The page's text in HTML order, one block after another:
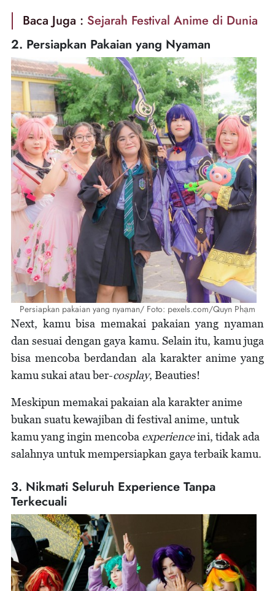
Baca Juga : Sejarah Festival Anime di Dunia
2. Persiapkan Pakaian yang Nyaman
Persiapkan pakaian yang nyaman/ Foto: pexels.com/Quyn Phạm
Next, kamu bisa memakai pakaian yang nyaman
dan sesuai dengan gaya kamu. Selain itu, kamu juga
bisa mencoba berdandan ala karakter anime yang
kamu sukai atau ber-cosplay, Beauties!
Meskipun memakai pakaian ala karakter anime
bukan suatu kewajiban di festival anime, untuk
kamu yang ingin mencoba experienceini, tidak ada
salahnya untuk mempersiapkan gaya terbaik kamu.
3. Nikmati Seluruh Experience Tanpa
Terkecuali